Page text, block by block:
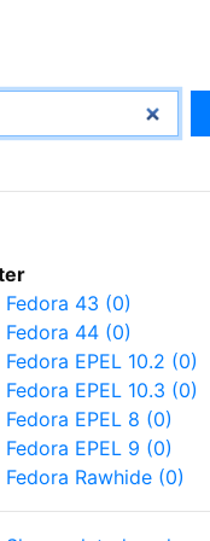
Fedora 43 (0)
Fedora 44 (0)
Fedora EPEL 10.2 (0)
Fedora EPEL 10.3 (0)
Fedora EPEL 8 (0)
Fedora EPEL 9 (0)
Fedora Rawhide (0)